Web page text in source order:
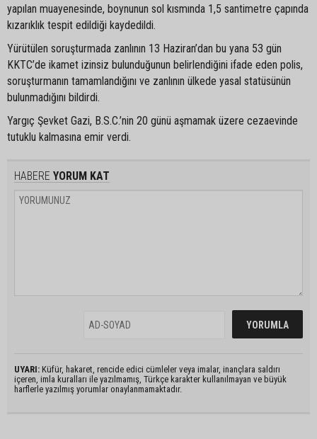
yapılan muayenesinde, boynunun sol kısmında 1,5 santimetre çapında
kızarıklık tespit edildiği kaydedildi.
Yürütülen soruşturmada zanlının 13 Haziran’dan bu yana 53 gün
KKTC’de ikamet izinsiz bulunduğunun belirlendiğini ifade eden polis,
soruşturmanın tamamlandığını ve zanlının ülkede yasal statüsünün
bulunmadığını bildirdi.
Yargıç Şevket Gazi, B.S.C.’nin 20 günü aşmamak üzere cezaevinde
tutuklu kalmasına emir verdi.
HABERE YORUM KAT
UYARI: Küfür, hakaret, rencide edici cümleler veya imalar, inançlara saldırı
içeren, imla kuralları ile yazılmamış, Türkçe karakter kullanılmayan ve büyük
harflerle yazılmış yorumlar onaylanmamaktadır.